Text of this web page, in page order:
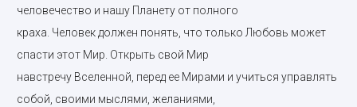
человечество и нашу Планету от полного
краха. Человек должен понять, что только Любовь может
спасти этот Мир. Открыть свой Мир
навстречу Вселенной, перед ее Мирами и учиться управлять
собой, своими мыслями, желаниями,